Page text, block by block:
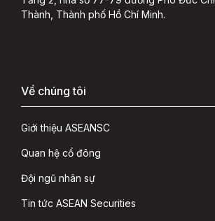
Thành, Thành phố Hồ Chí Minh.
Về chúng tôi
Giới thiệu ASEANSC
Quan hệ cổ đông
Đội ngũ nhân sự
Tin tức ASEAN Securities